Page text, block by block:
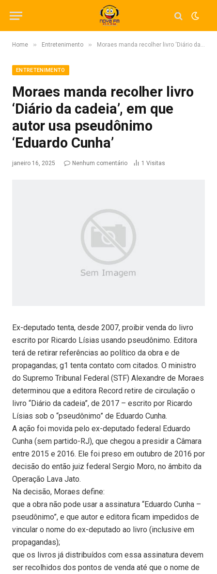
Home » Entretenimento » Moraes manda recolher livro ‘Diário da cadeia’, em que autor usa pseudônimo ‘Eduardo Cunha’
ENTRETENIMENTO
Moraes manda recolher livro
‘Diário da cadeia’, em que
autor usa pseudônimo
‘Eduardo Cunha’
janeiro 16, 2025 Nenhum comentário 1 Visitas
Ex-deputado tenta, desde 2007, proibir venda do livro
escrito por Ricardo Lísias usando pseudônimo. Editora
terá de retirar referências ao político da obra e de
propagandas; g1 tenta contato com citados. O ministro
do Supremo Tribunal Federal (STF) Alexandre de Moraes
determinou que a editora Record retire de circulação o
livro “Diário da cadeia”, de 2017 – escrito por Ricardo
Lísias sob o “pseudônimo” de Eduardo Cunha.
A ação foi movida pelo ex-deputado federal Eduardo
Cunha (sem partido-RJ), que chegou a presidir a Câmara
entre 2015 e 2016. Ele foi preso em outubro de 2016 por
decisão do então juiz federal Sergio Moro, no âmbito da
Operação Lava Jato.
Na decisão, Moraes define:
que a obra não pode usar a assinatura “Eduardo Cunha –
pseudônimo”, e que autor e editora ficam impedidos de
vincular o nome do ex-deputado ao livro (inclusive em
propagandas);
que os livros já distribuídos com essa assinatura devem
ser recolhidos dos pontos de venda até que o nome de